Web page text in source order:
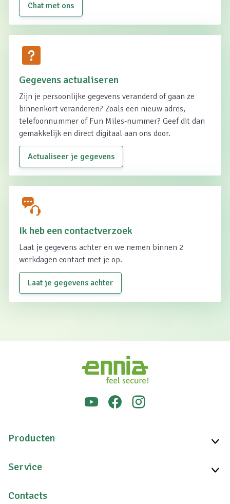
Chat met ons
Gegevens actualiseren
Zijn je persoonlijke gegevens veranderd of gaan ze
binnenkort veranderen? Zoals een nieuw adres,
telefoonnummer of Fun Miles-nummer? Geef dit dan
gemakkelijk en direct digitaal aan ons door.
Actualiseer je gegevens
Ik heb een contactverzoek
Laat je gegevens achter en we nemen binnen 2
werkdagen contact met je op.
Laat je gegevens achter
Producten
Service
Contacts